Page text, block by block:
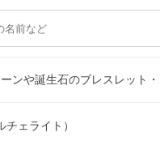
ンや誕生石のブレスレット
ェライト）